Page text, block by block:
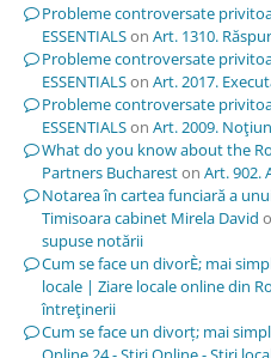
Probleme controversate
ESSENTIALSon Art. 1310.
Probleme controversate
ESSENTIALSon Art. 2017.
Probleme controversate
ESSENTIALSon Art. 2009.
What do you know about the
Partners Buchareston Art. 902.
Notarea în cartea funciară a
Timisoara cabinet Mirela David
supuse notării
Cum se face un divorÈ; mai
locale | Ziare locale online din
întreţinerii
Cum se face un divorț; mai